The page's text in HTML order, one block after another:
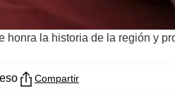
la historia de la región y
Compartir